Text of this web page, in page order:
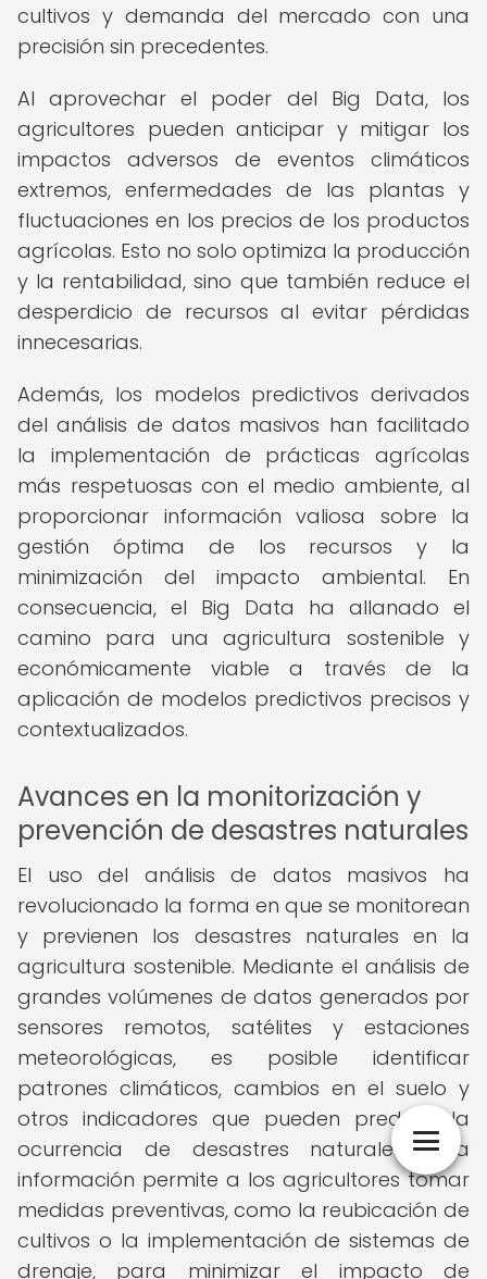
cultivos y demanda del mercado con una
precisión sin precedentes.
Al aprovechar el poder del Big Data, los
agricultores pueden anticipar y mitigar los
impactos adversos de eventos climáticos
extremos, enfermedades de las plantas y
fluctuaciones en los precios de los productos
agrícolas. Esto no solo optimiza la producción
y la rentabilidad, sino que también reduce el
desperdicio de recursos al evitar pérdidas
innecesarias.
Además, los modelos predictivos derivados
del análisis de datos masivos han facilitado
la implementación de prácticas agrícolas
más respetuosas con el medio ambiente, al
proporcionar información valiosa sobre la
gestión óptima de los recursos y la
minimización del impacto ambiental. En
consecuencia, el Big Data ha allanado el
camino para una agricultura sostenible y
económicamente viable a través de la
aplicación de modelos predictivos precisos y
contextualizados.
Avances en la monitorización y
prevención de desastres naturales
El uso del análisis de datos masivos ha
revolucionado la forma en que se monitorean
y previenen los desastres naturales en la
agricultura sostenible. Mediante el análisis de
grandes volúmenes de datos generados por
sensores remotos, satélites y estaciones
meteorológicas, es posible identificar
patrones climáticos, cambios en el suelo y
otros indicadores que pueden predecir la
ocurrencia de desastres naturales. Esta
información permite a los agricultores tomar
medidas preventivas, como la reubicación de
cultivos o la implementación de sistemas de
drenaje, para minimizar el impacto de